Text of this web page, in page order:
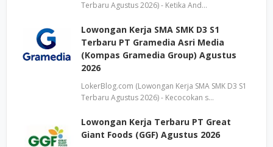
Terbaru Agustus 2026) - Ketika And…
Lowongan Kerja SMA SMK D3 S1
Terbaru PT Gramedia Asri Media
(Kompas Gramedia Group) Agustus
2026
LokerBlog.com (Lowongan Kerja SMA SMK D3 S1
Terbaru Agustus 2026) - Kecocokan s…
Lowongan Kerja Terbaru PT Great
Giant Foods (GGF) Agustus 2026